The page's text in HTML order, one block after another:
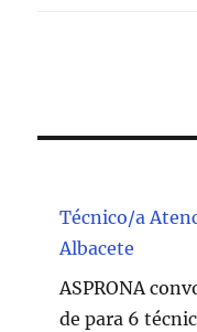
Técnico/a
Albacete
ASPRONA
de para 6